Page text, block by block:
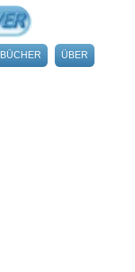
BÜCHER ÜBER